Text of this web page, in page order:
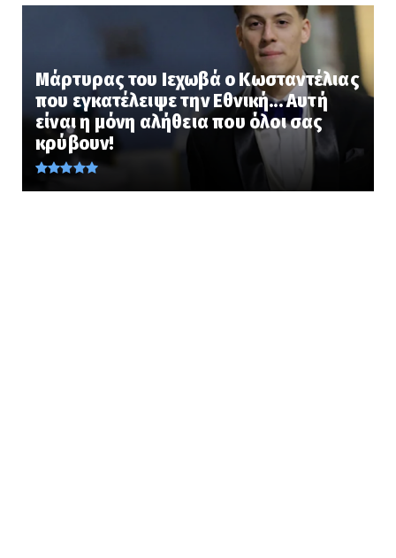
«ΘΕΕ ΜΟΥ, ΠΟΣΟΥΣ ΣΚΟΤΩΣΑΜΕ ΜΟΛΙΣ ΤΩΡΑ!»
Οι διάλογοι μετά την...
August 06, 2026
KOINONIA
Μυστράς: Παθολογικά αίτια «δείχνει» η
πρώτη ιατροδικαστική ε...
Μάρτυρας του Ιεχωβά ο Κωσταντέλιας
που εγκατέλειψε την Εθνική... Αυτή
είναι η μόνη αλήθεια που όλοι σας
κρύβουν!